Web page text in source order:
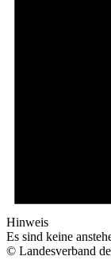
Hinweis
Es sind keine
© Landesverband